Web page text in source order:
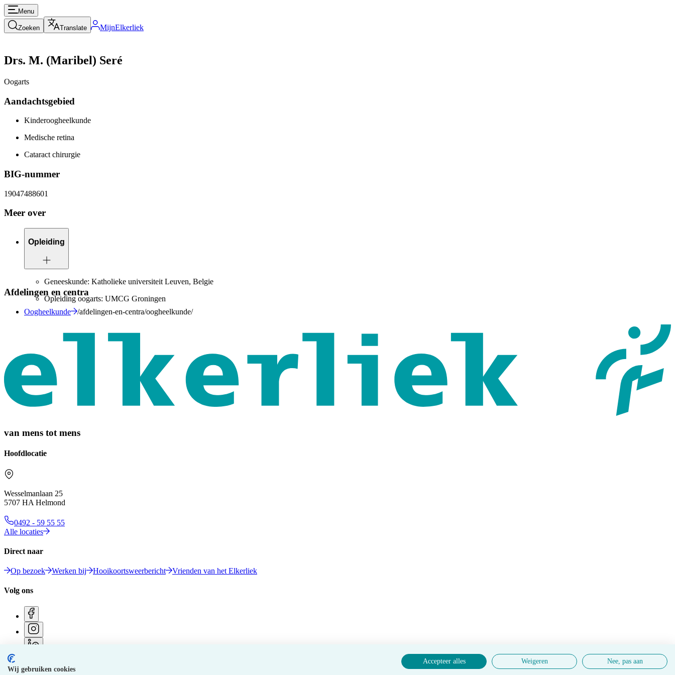
Wij gebruiken cookies
Accepteer alles Weigeren Nee, pas aan
Menu
Zoeken Translate MijnElkerliek
Drs. M. (Maribel) Seré
Oogarts
Aandachtsgebied
Kinderoogheelkunde
Medische retina
Cataract chirurgie
BIG-nummer
19047488601
Meer over
Opleiding
Geneeskunde: Katholieke universiteit Leuven, Belgie
Opleiding oogarts: UMCG Groningen
Afdelingen en centra
Oogheelkunde /afdelingen-en-centra/oogheelkunde/
van mens tot mens
Hoofdlocatie
Wesselmanlaan 25
5707 HA Helmond
0492 - 59 55 55
Alle locaties
Direct naar
Op bezoek Werken bij Hooikoortsweerbericht Vrienden van het Elkerliek
Volg ons